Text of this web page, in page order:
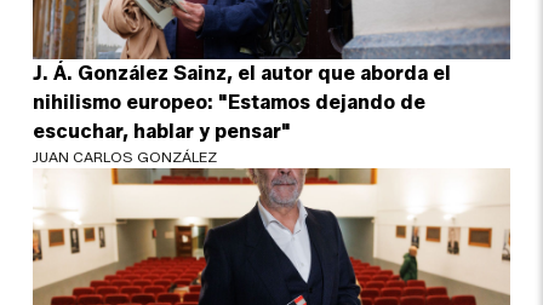
J. Á. González Sainz, el autor que aborda el
nihilismo europeo: "Estamos dejando de
escuchar, hablar y pensar"
JUAN CARLOS GONZÁLEZ